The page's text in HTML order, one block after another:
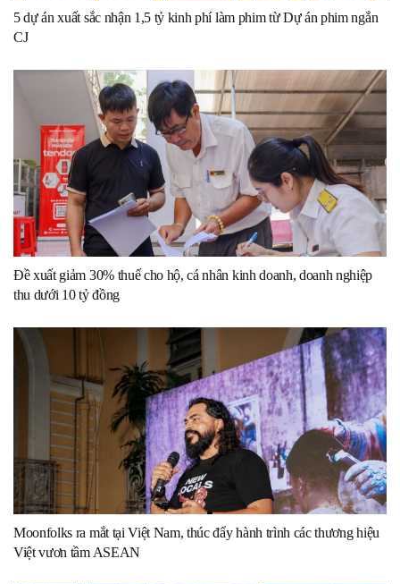
5 dự án xuất sắc nhận 1,5 tỷ kinh phí làm phim từ Dự án phim ngắn
CJ
Đề xuất giảm 30% thuế cho hộ, cá nhân kinh doanh, doanh nghiệp
thu dưới 10 tỷ đồng
Moonfolks ra mắt tại Việt Nam, thúc đẩy hành trình các thương hiệu
Việt vươn tầm ASEAN